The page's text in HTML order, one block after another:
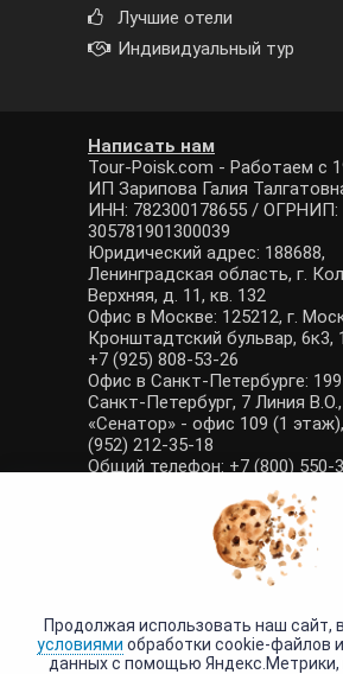
Лучшие отели
Индивидуальный тур
Написать нам
Tour-Poisk.com - Работаем с
ИП Зарипова Галия
ИНН: 782300178655 / ОГРНИП:
305781901300039
Юридический адрес: 188688,
Ленинградская область, г.
Верхняя, д. 11, кв. 132
Офис в Москве: 125212, г.
Кронштадтский бульвар, 6к3,
+7 (925) 808-53-26
Офис в Санкт-Петербурге:
Санкт-Петербург, 7 Линия
«Сенатор» - офис 109 (1
(952) 212-35-18
Общий телефон: +7 (800) 550-
E-mail: manager@tour-
вопросы), admin@tour-
Номер в Общероссийском
туристических агентств: РТА
Политика
Продолжая использовать наш сайт,
условиями обработки cookie-файлов
данных с помощью